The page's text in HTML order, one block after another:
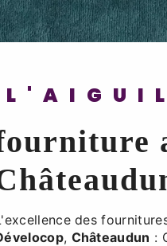
des
, Châteaudun :